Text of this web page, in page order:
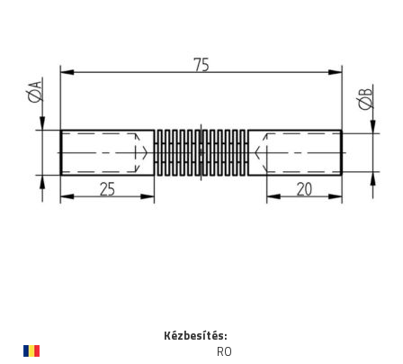
Perforált lemez kiegészítők
Pálca tartó
Kézbesítés:
RO